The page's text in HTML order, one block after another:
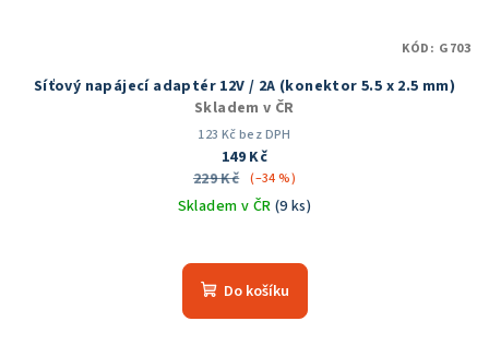
Síťový napájecí adaptér 12V / 2A (konektor 5.5 x 2.5 mm)
Skladem v ČR
123 Kč bez DPH
149 Kč
229 Kč (–34 %)
Skladem v ČR (9 ks)
Do košíku
KÓD: G703